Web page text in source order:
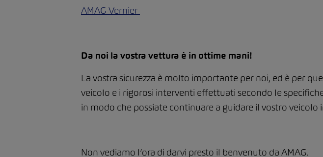
AMAG Vernier
Da noi la vostra vettura è in ottime mani!
La vostra sicurezza è molto importante per noi, ed è per
veicolo e i rigorosi interventi effettuati secondo le
in modo che possiate continuare a guidare il vostro
Non vediamo l’ora di darvi presto il benvenuto da AMAG.